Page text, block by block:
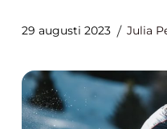
29 augusti 2023 Julia